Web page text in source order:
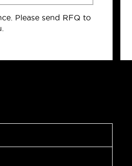
Please send RFQ to